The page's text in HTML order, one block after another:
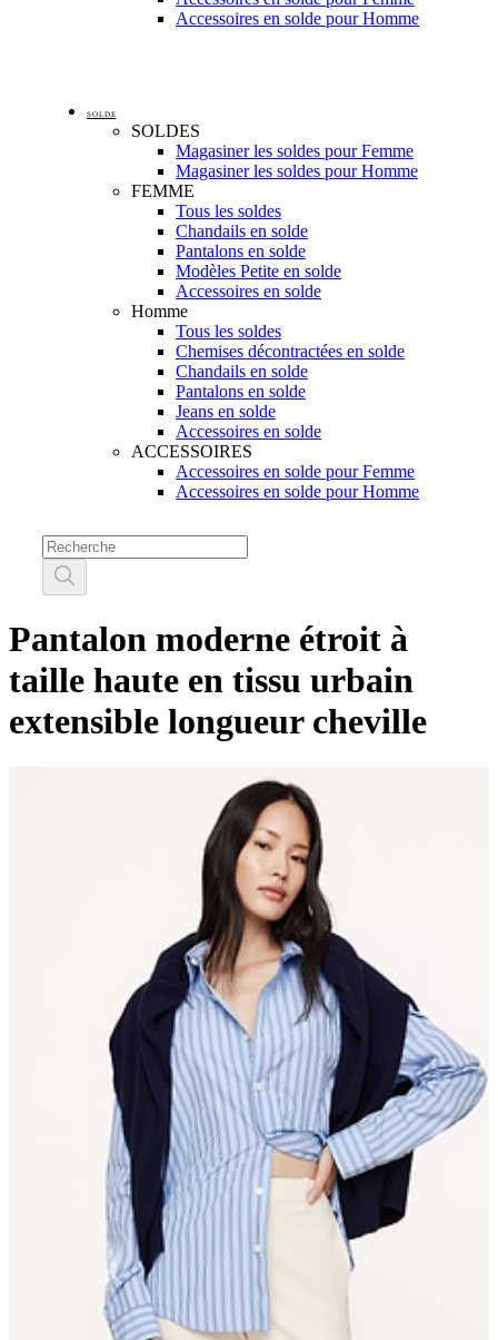
Accessoires en solde pour Homme
SOLDE
SOLDES
Magasiner les soldes pour Femme
Magasiner les soldes pour Homme
FEMME
Tous les soldes
Chandails en solde
Pantalons en solde
Modèles Petite en solde
Accessoires en solde
Homme
Tous les soldes
Chemises décontractées en solde
Chandails en solde
Pantalons en solde
Jeans en solde
Accessoires en solde
ACCESSOIRES
Accessoires en solde pour Femme
Accessoires en solde pour Homme
Pantalon moderne étroit à
taille haute en tissu urbain
extensible longueur cheville